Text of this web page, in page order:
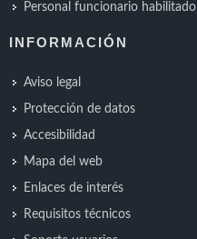
Personal funcionario habilitado
INFORMACIÓN
Aviso legal
Protección de datos
Accesibilidad
Mapa del web
Enlaces de interés
Requisitos técnicos